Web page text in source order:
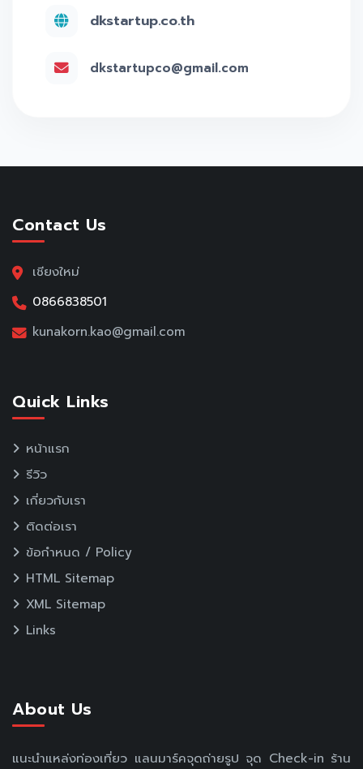
dkstartup.co.th
dkstartupco@gmail.com
Contact Us
เชียงใหม่
0866838501
kunakorn.kao@gmail.com
Quick Links
หน้าแรก
รีวิว
เกี่ยวกับเรา
ติดต่อเรา
ข้อกำหนด / Policy
HTML Sitemap
XML Sitemap
Links
About Us
แนะนำแหล่งท่องเที่ยว แลนมาร์คจุดถ่ายรูป จุด Check-in ร้าน